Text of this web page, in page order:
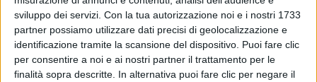
sviluppo dei servizi. Con la tua autorizzazione noi e i nostri 1733
partner possiamo utilizzare dati precisi di geolocalizzazione e
identificazione tramite la scansione del dispositivo. Puoi fare clic
per consentire a noi e ai nostri partner il trattamento per le
finalità sopra descritte. In alternativa puoi fare clic per negare il